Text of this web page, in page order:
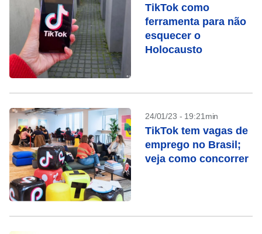
TikTok como
ferramenta para não
esquecer o
Holocausto
24/01/23 - 19:21min
TikTok tem vagas de
emprego no Brasil;
veja como concorrer